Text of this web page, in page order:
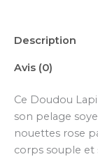
Description
Avis (0)
Ce Doudou
son pelage
nouettes rose
corps souple et